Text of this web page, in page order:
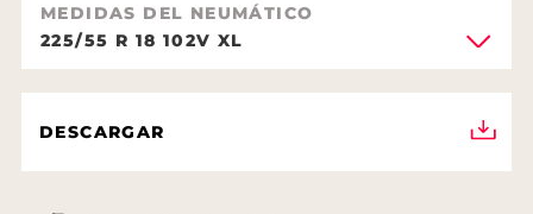
MEDIDAS DEL NEUMÁTICO
225/55 R 18 102V XL
DESCARGAR